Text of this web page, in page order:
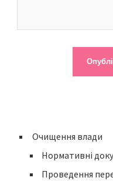
Очищення влади
Нормативні
Проведення